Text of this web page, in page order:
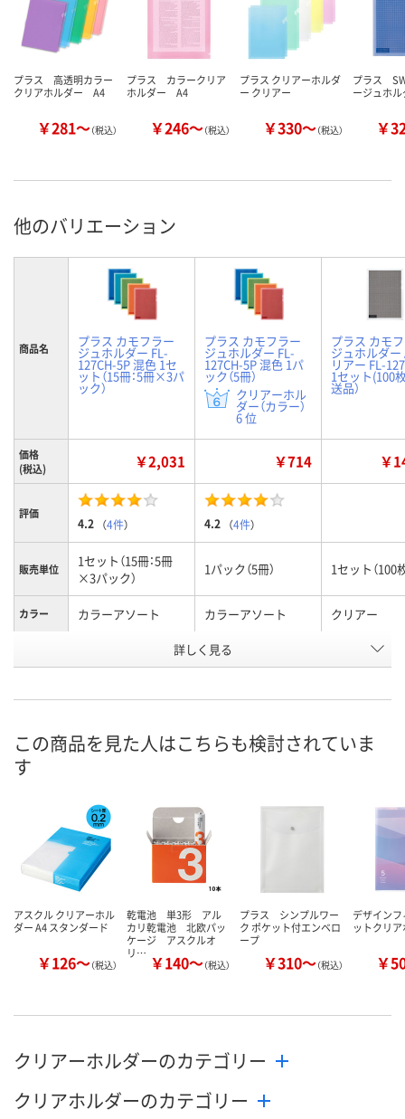
プラス 高透明カラー
クリアホルダー A4
￥281～（税込）
プラス カラークリア
ホルダー A4
￥246～（税込）
プラス クリアーホルダ
ー クリアー
￥330～（税込）
プラス
ージュホ
￥
他のバリエーション
商品名 プラス カモフラー
ジュホルダー FL-
127CH-5P 混色 1セ
ット（15冊：5冊×3パ
ック）
プラス カモフラー
ジュホルダー FL-
127CH-5P 混色 1パ
ック（5冊）
クリアーホル
ダー（カラー）
6 位
プラス カモ
ジュホルダー
リアー FL-
1セット(100
送品）
価格
(税込)
￥2,031 ￥714 ￥
評価
4.2 （4件） 4.2 （4件）
販売単位
1セット（15冊：5冊
×3パック）
1パック（5冊） 1セット（100
カラー カラーアソート カラーアソート クリアー
EK40058 J086278
カゴへ カ
詳しく見る
この商品を見た人はこちらも検討されていま
す
アスクル クリアーホル
ダー A4 スタンダード
￥126～（税込）
乾電池 単3形 アル
カリ乾電池 北欧パッ
ケージ アスクルオ
リ… ￥140～（税込）
プラス シンプルワー
ク ポケット付エンベロ
ープ
￥310～（税込）
デザイン
ットクリ
￥
クリアーホルダーのカテゴリー
クリアホルダーのカテゴリー